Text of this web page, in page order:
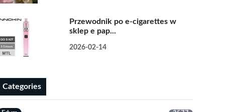
Przewodnik po e-cigarettes w
sklep e pap...
2026-02-14
Categories